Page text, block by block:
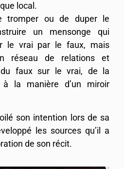
local.
tromper ou de duper le
un mensonge qui
le vrai par le faux, mais
réseau de relations et
du faux sur le vrai, de la
la manière d’un miroir
son intention lors de sa
les sources qu’il a
de son récit.